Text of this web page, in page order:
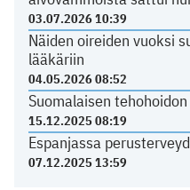
03.07.2026 10:39
Näiden oireiden vuoksi
lääkäriin
04.05.2026 08:52
Suomalaisen
15.12.2025 08:19
Espanjassa
07.12.2025 13:59